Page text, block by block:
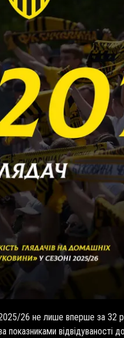
26 не лише вперше за 32
показниками відвідуваності